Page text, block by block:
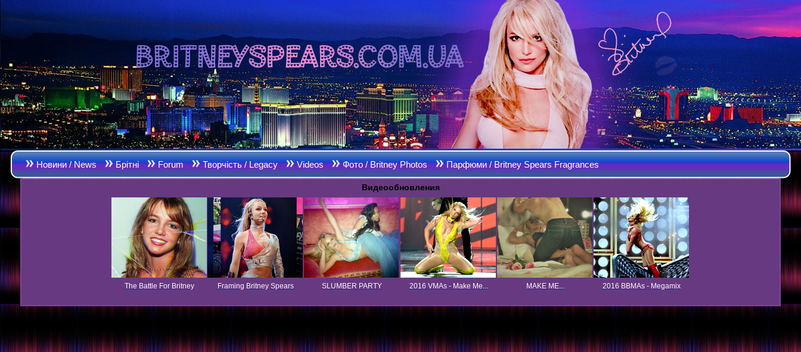
Новини / News Брітні Forum Творчість / Legacy Videos Фото / Britney Photos Парфюми / Britney Spears Fragrances
Видеообновления
The Battle For Britney Framing Britney Spears SLUMBER PARTY 2016 VMAs - Make Me... MAKE ME... 2016 BBMAs - Megamix